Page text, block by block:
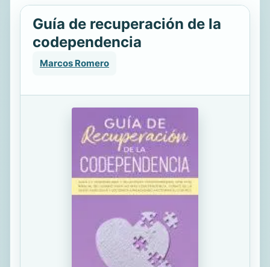
Guía de recuperación de la
codependencia
Marcos Romero